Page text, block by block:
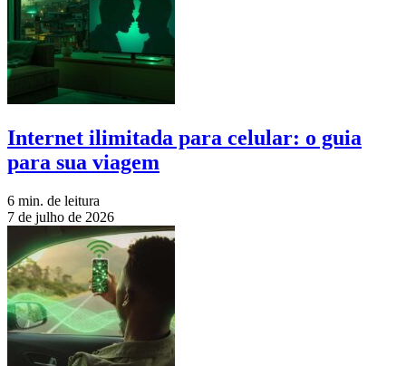
Internet ilimitada para celular: o guia
para sua viagem
6 min. de leitura
7 de julho de 2026